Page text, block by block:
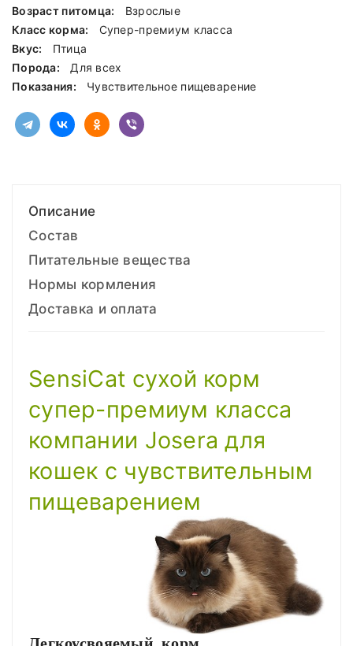
Возраст питомца:
Взрослые
Класс корма:
Cупер-премиум класса
Вкус:
Птица
Порода:
Для всех
Показания:
Чувствительное пищеварение
Описание
Состав
Питательные вещества
Нормы кормления
Доставка и оплата
SensiСat сухой корм
супер-премиум класса
компании Josera для
кошек с чувствительным
пищеварением
Легкоусвояемый корм